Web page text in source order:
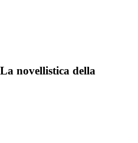
novellistica della